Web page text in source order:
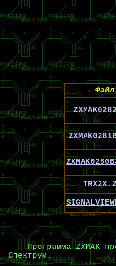
Файл
Программа ZXMAK
Спектрум.